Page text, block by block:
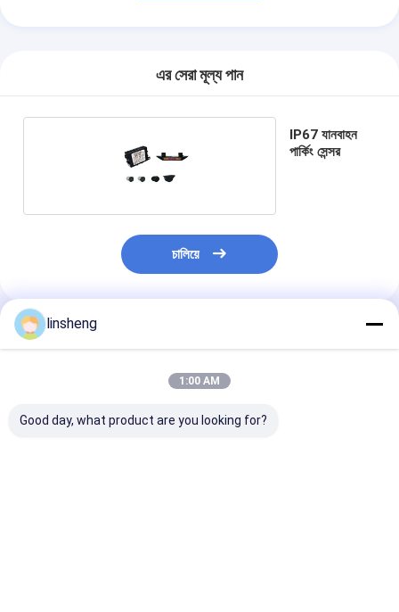
এর সেরা মূল্য পান
IP67 যানবাহন
পার্কিং সেন্সর
চালিয়ে
প্রস্তাবিত পণ্য
linsheng
1:00 AM
Good day, what product are you looking for?